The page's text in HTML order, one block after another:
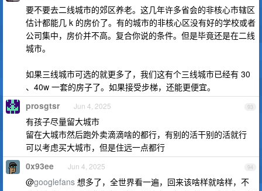
要不要去二线城市的郊区养老。这几年许多省会的非核心市辖区
估计都能几 k 的房价了。有的城市的非核心区没有好的学校或者
公司集中，房价并不高。复合你说的条件。但是毕竟还是在二线
城市。
如果三线城市可选的就更多了，我们这有个三线城市已经有 30
、40w 一套的房子了。如果接受步梯，还能更便宜。
93
prosgtsr Jun 4, 2025
有孩子尽量留大城市
留在大城市然后跑外卖滴滴啥的都行，有别的活干别的活就行
可以考虑买大城市，但是住远一点都行
94
0x93ee Jun 4, 2025
@googlefans 想多了，全世界看一遍，回来该啥样就啥样，不